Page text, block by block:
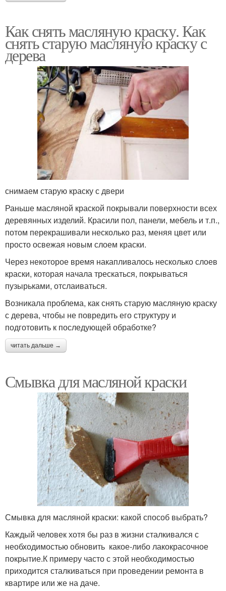
Как снять масляную краску. Как
снять старую масляную краску с
дерева
снимаем старую краску с двери
Раньше масляной краской покрывали поверхности всех
деревянных изделий. Красили пол, панели, мебель и т.п.,
потом перекрашивали несколько раз, меняя цвет или
просто освежая новым слоем краски.
Через некоторое время накапливалось несколько слоев
краски, которая начала трескаться, покрываться
пузырьками, отслаиваться.
Возникала проблема, как снять старую масляную краску
с дерева, чтобы не повредить его структуру и
подготовить к последующей обработке?
читать дальше →
Смывка для масляной краски
Смывка для масляной краски: какой способ выбрать?
Каждый человек хотя бы раз в жизни сталкивался с
необходимостью обновить какое-либо лакокрасочное
покрытие.К примеру часто с этой необходимостью
приходится сталкиваться при проведении ремонта в
квартире или же на даче.